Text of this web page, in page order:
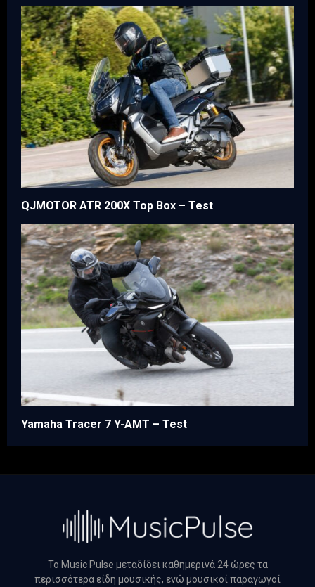
QJMOTOR ATR 200X Top Box – Test
Yamaha Tracer 7 Y-AMT – Test
Το Music Pulse μεταδίδει καθημερινά 24 ώρες τα
περισσότερα είδη μουσικής, ενώ μουσικοί παραγωγοί